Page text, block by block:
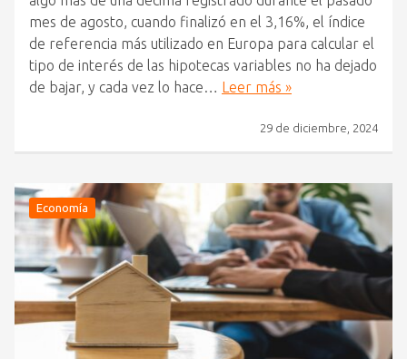
mes de agosto, cuando finalizó en el 3,16%, el índice
de referencia más utilizado en Europa para calcular el
tipo de interés de las hipotecas variables no ha dejado
de bajar, y cada vez lo hace… Leer más »
29 de diciembre, 2024
Economía